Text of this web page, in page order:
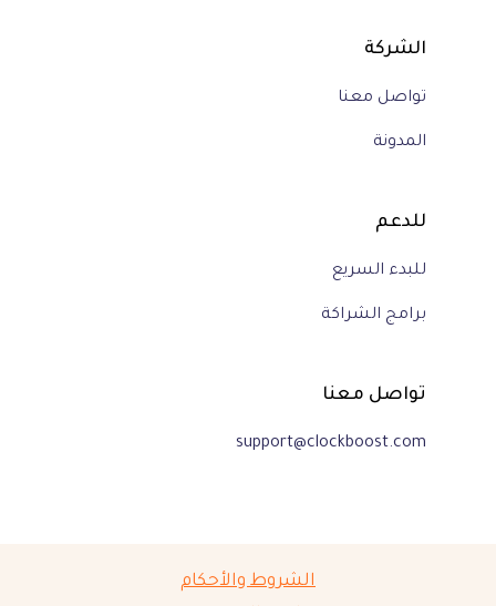
الشركة
تواصل معنا
المدونة
للدعم
للبدء السريع
برامج الشراكة
تواصل معنا
support@clockboost.com
الشروط والأحكام